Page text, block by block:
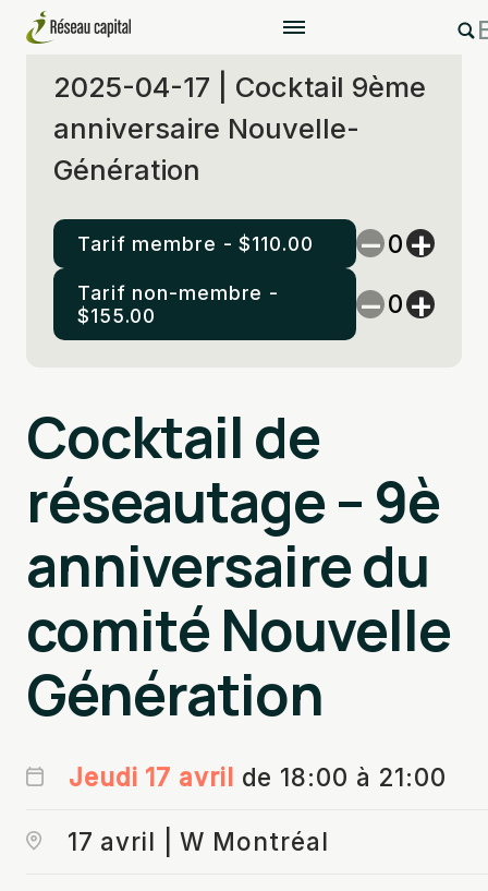
Cocktail de
réseautage – 9è
anniversaire du
comité Nouvelle
Génération
Jeudi 17 avril de 18:00 à 21:00
17 avril | W Montréal
2025-04-17 | Cocktail 9ème
anniversaire Nouvelle-
Génération
Tarif membre -$110.00 − +
Tarif non-membre -
$155.00 − +
Ajouter au panier